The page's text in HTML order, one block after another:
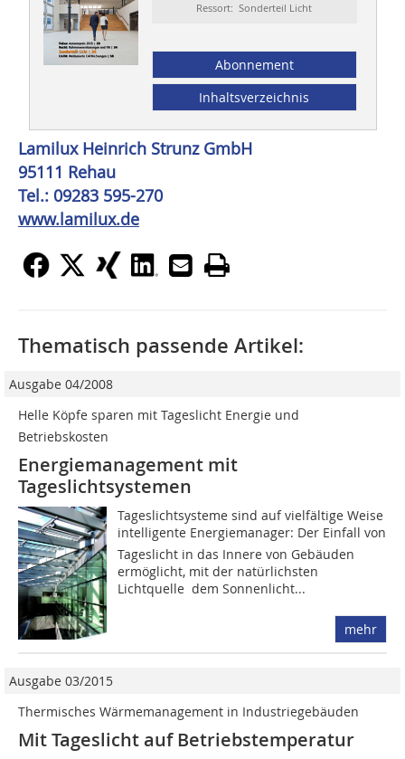
Ressort: Sonderteil Licht
Abonnement
Inhaltsverzeichnis
Lamilux Heinrich Strunz GmbH
95111 Rehau
Tel.: 09283 595-270
www.lamilux.de
Thematisch passende Artikel:
Ausgabe 04/2008
Helle Köpfe sparen mit Tageslicht Energie und
Betriebskosten
Energiemanagement mit
Tageslichtsystemen
Tageslichtsysteme sind auf vielfältige Weise
intelligente Energiemanager: Der Einfall von
Tageslicht in das Innere von Gebäuden
ermöglicht, mit der natürlichsten
Lichtquelle  dem Sonnenlicht...
mehr
Ausgabe 03/2015
Thermisches Wärmemanagement in Industriegebäuden
Mit Tageslicht auf Betriebstemperatur